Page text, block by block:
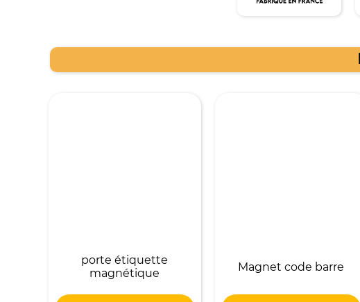
porte étiquette
magnétique
Magnet code barre